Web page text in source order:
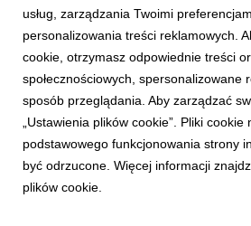
AKTUALNOŚCI
Dentsu wzmacnia
Transformation w Polsce
27 kwietnia 2026
Dentsu rozwija w Polsce kompetencje
Transformation (BX), wzmacniając
transformacji biznesowej w erze AI.
usług, zarządzania Twoimi
personalizowania treści reklamowych.
cookie, otrzymasz odpowiednie treści
społecznościowych, spersonalizowane
sposób przeglądania. Aby zarządzać
„Ustawienia plików cookie”. Pliki
podstawowego funkcjonowania strony
być odrzucone. Więcej informacji
plików cookie.